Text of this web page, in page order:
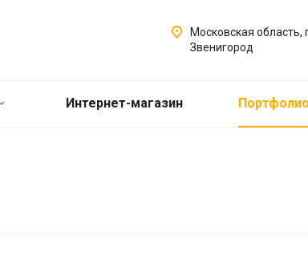
Московская область,
Звенигород
Интернет-магазин Портфолио